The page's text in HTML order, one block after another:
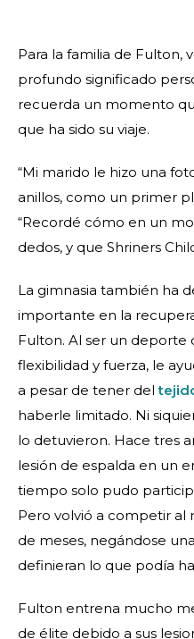
Para la familia de Fulton,
profundo significado
recuerda un momento
que ha sido su viaje.
“Mi marido le hizo una
anillos, como un primer
“Recordé cómo en un
dedos, y que Shriners
La gimnasia también ha
importante en la
Fulton. Al ser un deporte
flexibilidad y fuerza, le
a pesar de tener del
haberle limitado. Ni
lo detuvieron. Hace tres
lesión de espalda en un
tiempo solo pudo
Pero volvió a competir al
de meses, negándose
definieran lo que podía
Fulton entrena mucho
de élite debido a sus